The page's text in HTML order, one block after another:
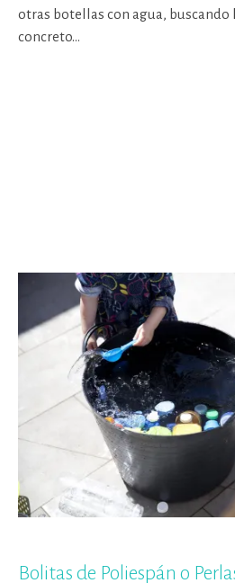
otras botellas con agua, buscando
concreto…
Bolitas de Poliespán o